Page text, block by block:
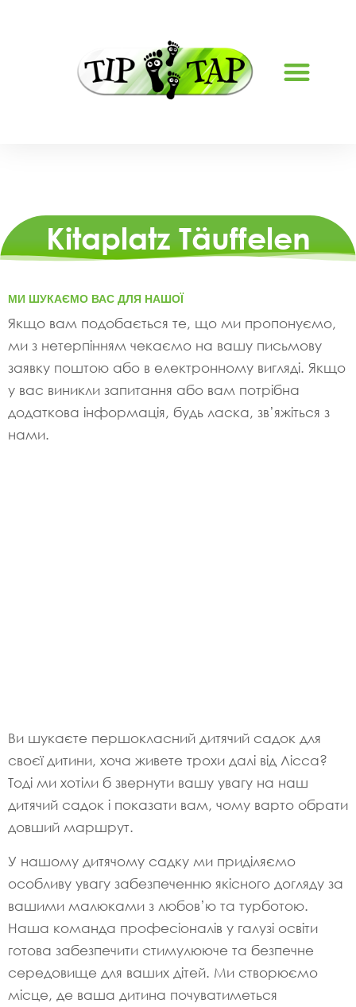
Kitaplatz Täuffelen
МИ ШУКАЄМО ВАС ДЛЯ НАШОЇ
Якщо вам подобається те, що ми пропонуємо,
ми з нетерпінням чекаємо на вашу письмову
заявку поштою або в електронному вигляді. Якщо
у вас виникли запитання або вам потрібна
додаткова інформація, будь ласка, зв’яжіться з
нами.
Ви шукаєте першокласний дитячий садок для
своєї дитини, хоча живете трохи далі від Лісса?
Тоді ми хотіли б звернути вашу увагу на наш
дитячий садок і показати вам, чому варто обрати
довший маршрут.
У нашому дитячому садку ми приділяємо
особливу увагу забезпеченню якісного догляду за
вашими малюками з любов’ю та турботою.
Наша команда професіоналів у галузі освіти
готова забезпечити стимулююче та безпечне
середовище для ваших дітей. Ми створюємо
місце, де ваша дитина почуватиметься